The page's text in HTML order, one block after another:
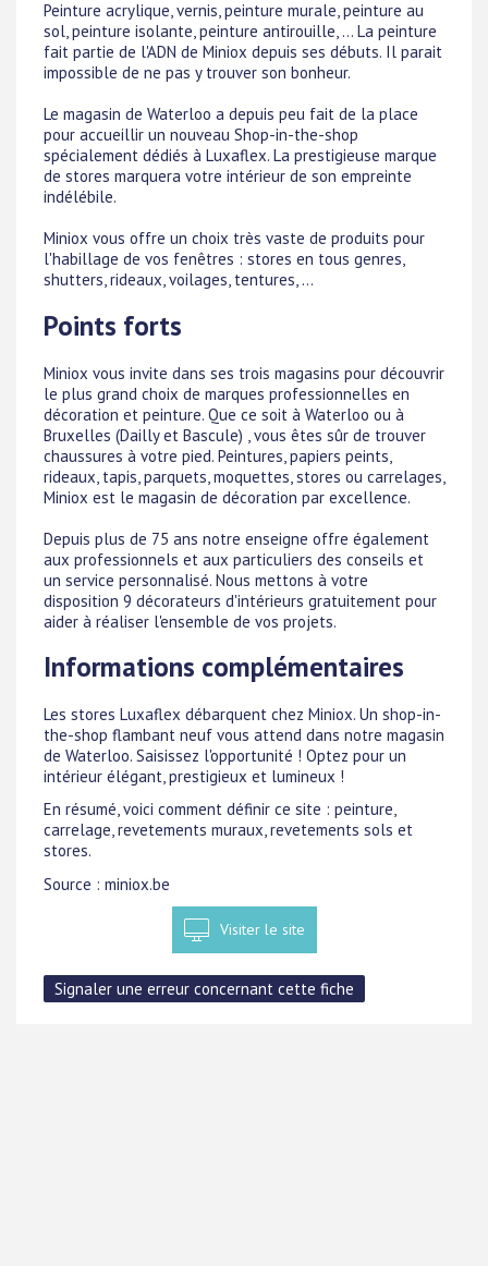
Peinture acrylique, vernis, peinture murale, peinture au
sol, peinture isolante, peinture antirouille, ... La peinture
fait partie de l'ADN de Miniox depuis ses débuts. Il parait
impossible de ne pas y trouver son bonheur.
Le magasin de Waterloo a depuis peu fait de la place
pour accueillir un nouveau Shop-in-the-shop
spécialement dédiés à Luxaflex. La prestigieuse marque
de stores marquera votre intérieur de son empreinte
indélébile.
Miniox vous offre un choix très vaste de produits pour
l'habillage de vos fenêtres : stores en tous genres,
shutters, rideaux, voilages, tentures, ...
Points forts
Miniox vous invite dans ses trois magasins pour découvrir
le plus grand choix de marques professionnelles en
décoration et peinture. Que ce soit à Waterloo ou à
Bruxelles (Dailly et Bascule) , vous êtes sûr de trouver
chaussures à votre pied. Peintures, papiers peints,
rideaux, tapis, parquets, moquettes, stores ou carrelages,
Miniox est le magasin de décoration par excellence.
Depuis plus de 75 ans notre enseigne offre également
aux professionnels et aux particuliers des conseils et
un service personnalisé. Nous mettons à votre
disposition 9 décorateurs d'intérieurs gratuitement pour
aider à réaliser l'ensemble de vos projets.
Informations complémentaires
Les stores Luxaflex débarquent chez Miniox. Un shop-in-
the-shop flambant neuf vous attend dans notre magasin
de Waterloo. Saisissez l'opportunité ! Optez pour un
intérieur élégant, prestigieux et lumineux !
En résumé, voici comment définir ce site : peinture,
carrelage, revetements muraux, revetements sols et
stores.
Source : miniox.be
Visiter le site